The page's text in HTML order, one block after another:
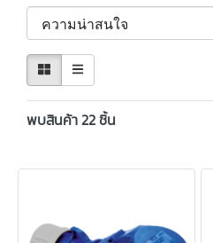
พบสินค้า 22 ชิ้น